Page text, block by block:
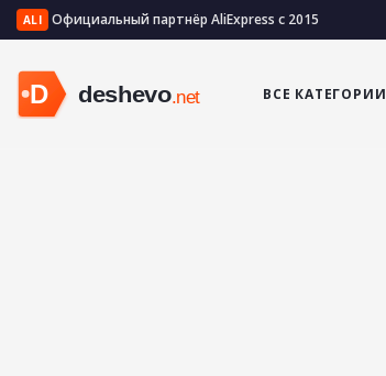
ALI Официальный партнёр AliExpress с 2015
ВСЕ КАТЕГОРИИ